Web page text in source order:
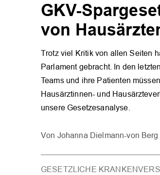
GKV-
von
Trotz viel Kritik von allen Seiten
Parlament gebracht. In den
Teams und ihre Patienten
Hausärztinnen- und
unsere Gesetzesanalyse.
Johanna Dielmann-von Berg
GESETZLICHE